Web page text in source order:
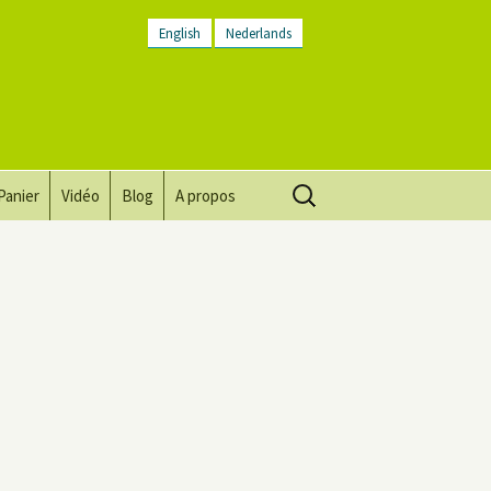
English Nederlands
Vidéo Blog A propos
Rechercher :